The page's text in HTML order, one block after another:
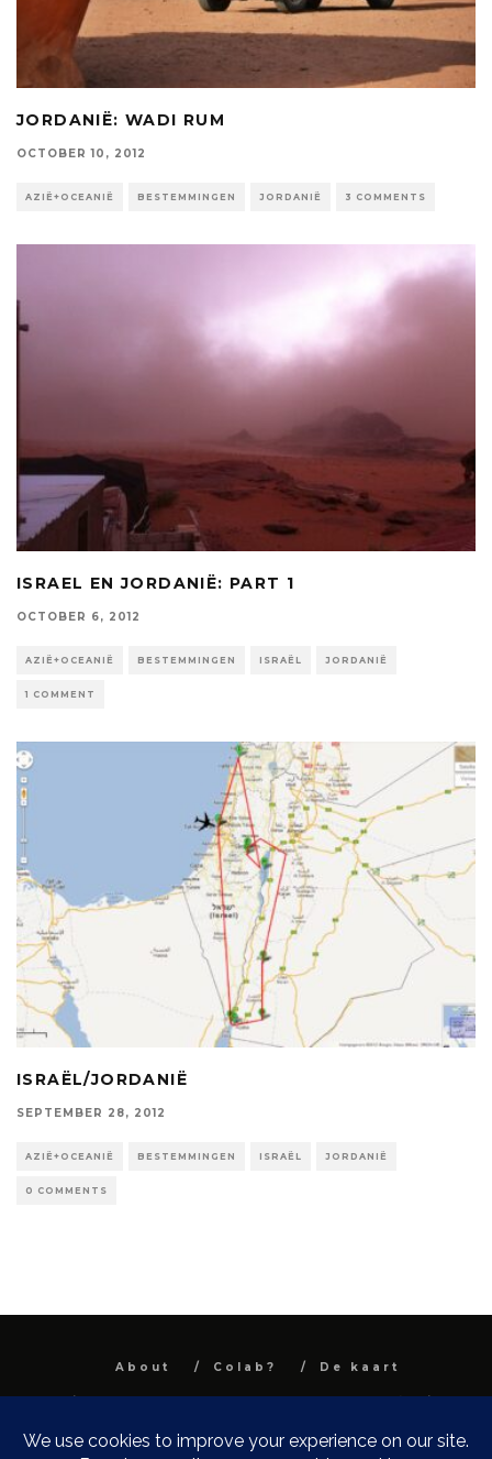
JORDANIË: WADI RUM
OCTOBER 10, 2012
AZIË+OCEANIË BESTEMMINGEN JORDANIË 3 COMMENTS
ISRAEL EN JORDANIË: PART 1
OCTOBER 6, 2012
AZIË+OCEANIË BESTEMMINGEN ISRAËL JORDANIË
1 COMMENT
ISRAËL/JORDANIË
SEPTEMBER 28, 2012
AZIË+OCEANIË BESTEMMINGEN ISRAËL JORDANIË
0 COMMENTS
About Colab? De kaart